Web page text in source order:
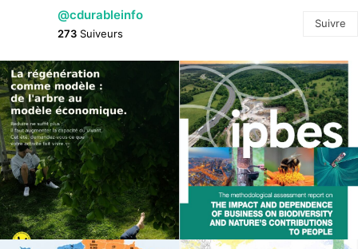
@cdurableinfo
273 Suiveurs
Suivre